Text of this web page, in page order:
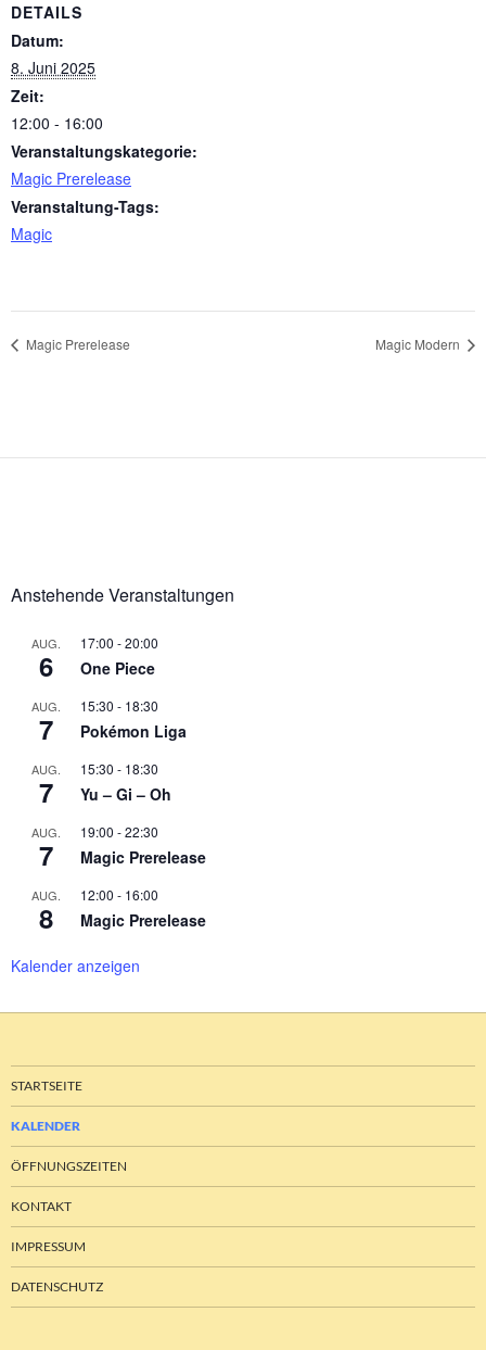
DETAILS
Datum:
8. Juni 2025
Zeit:
12:00 - 16:00
Veranstaltungskategorie:
Magic Prerelease
Veranstaltung-Tags:
Magic
Magic Prerelease Magic Modern
Anstehende Veranstaltungen
AUG.
6
17:00 -20:00
One Piece
AUG.
7
15:30 - 18:30
Pokémon Liga
AUG.
7
15:30 - 18:30
Yu – Gi – Oh
AUG.
7
19:00 -22:30
Magic Prerelease
AUG.
8
12:00 - 16:00
Magic Prerelease
Kalender anzeigen
STARTSEITE
KALENDER
ÖFFNUNGSZEITEN
KONTAKT
IMPRESSUM
DATENSCHUTZ